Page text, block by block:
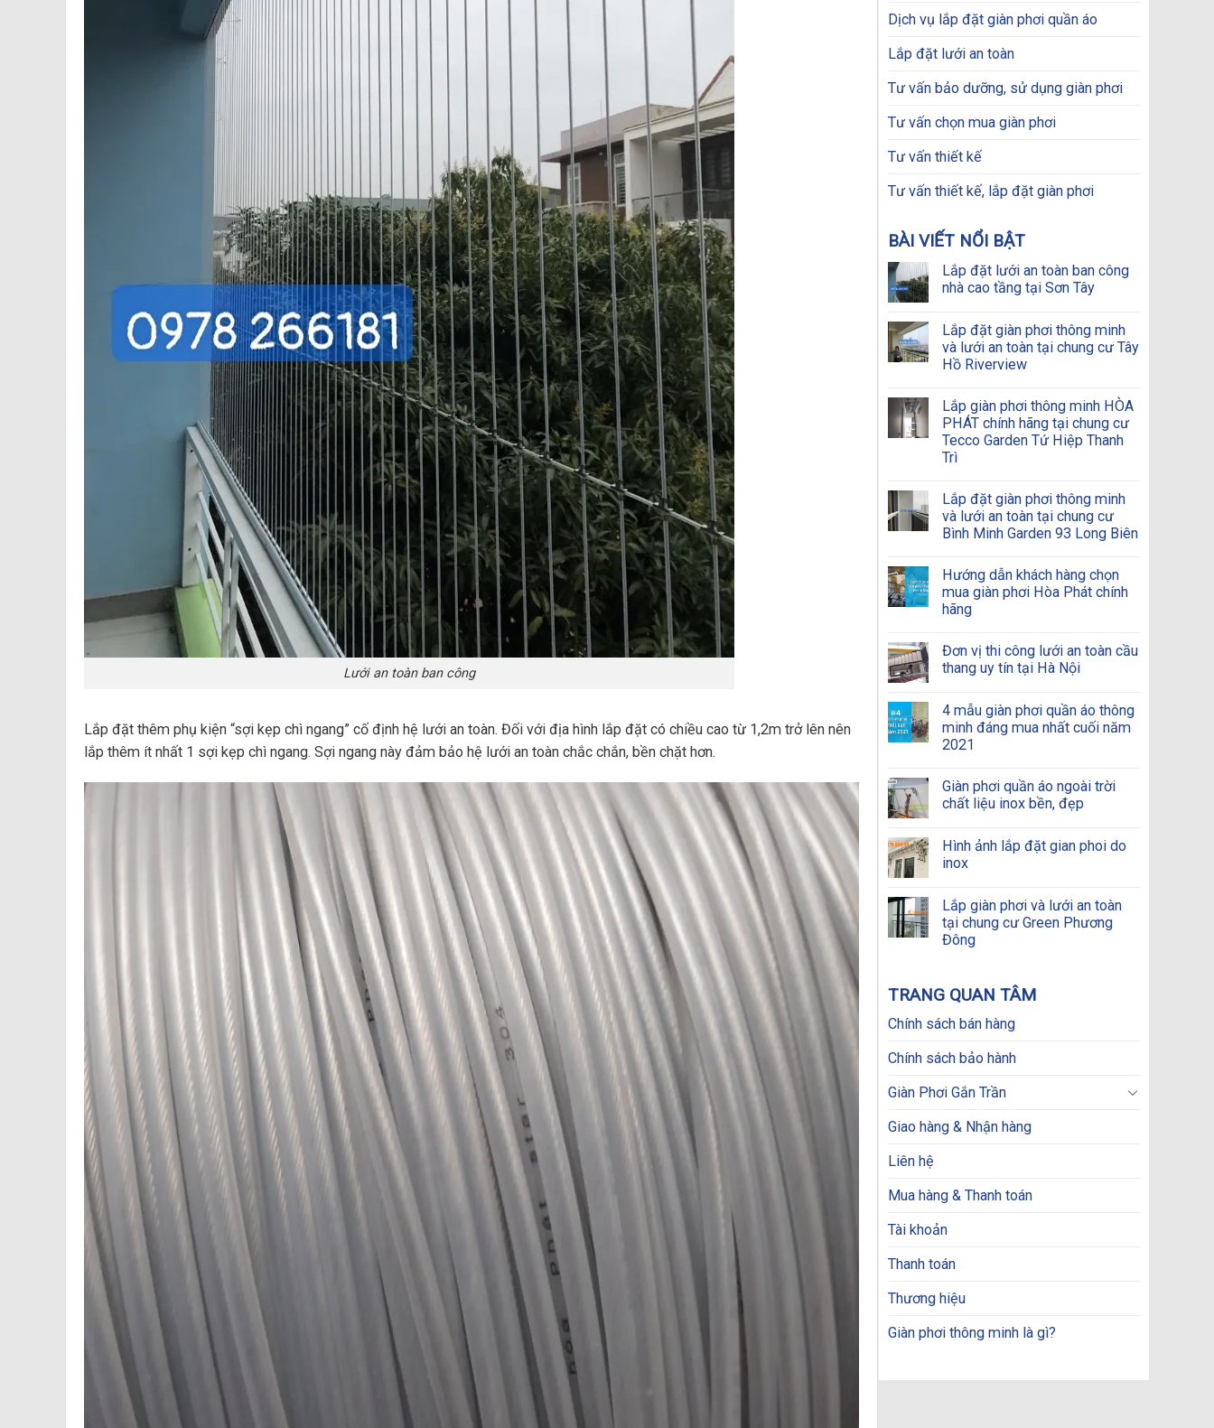
Lưới an toàn ban công
Lắp đặt thêm phụ kiện “sợi kẹp chì ngang” cố định hệ lưới an toàn. Đối với địa hình lắp đặt có chiều cao từ 1,2m trở lên nên
lắp thêm ít nhất 1 sợi kẹp chì ngang. Sợi ngang này đảm bảo hệ lưới an toàn chắc chắn, bền chặt hơn.
Dịch vụ lắp đặt giàn phơi quần áo
Lắp đặt lưới an toàn
Tư vấn bảo dưỡng, sử dụng giàn phơi
Tư vấn chọn mua giàn phơi
Tư vấn thiết kế
Tư vấn thiết kế, lắp đặt giàn phơi
BÀI VIẾT NỔI BẬT
Lắp đặt lưới an toàn ban công
nhà cao tầng tại Sơn Tây
Lắp đặt giàn phơi thông minh
và lưới an toàn tại chung cư Tây
Hồ Riverview
Lắp giàn phơi thông minh HÒA
PHÁT chính hãng tại chung cư
Tecco Garden Tứ Hiệp Thanh
Trì
Lắp đặt giàn phơi thông minh
và lưới an toàn tại chung cư
Bình Minh Garden 93 Long Biên
Hướng dẫn khách hàng chọn
mua giàn phơi Hòa Phát chính
hãng
Đơn vị thi công lưới an toàn cầu
thang uy tín tại Hà Nội
4 mẫu giàn phơi quần áo thông
minh đáng mua nhất cuối năm
2021
Giàn phơi quần áo ngoài trời
chất liệu inox bền, đẹp
Hình ảnh lắp đặt gian phoi do
inox
Lắp giàn phơi và lưới an toàn
tại chung cư Green Phương
Đông
TRANG QUAN TÂM
Chính sách bán hàng
Chính sách bảo hành
Giàn Phơi Gắn Trần
Giao hàng & Nhận hàng
Liên hệ
Mua hàng & Thanh toán
Tài khoản
Thanh toán
Thương hiệu
Giàn phơi thông minh là gì?